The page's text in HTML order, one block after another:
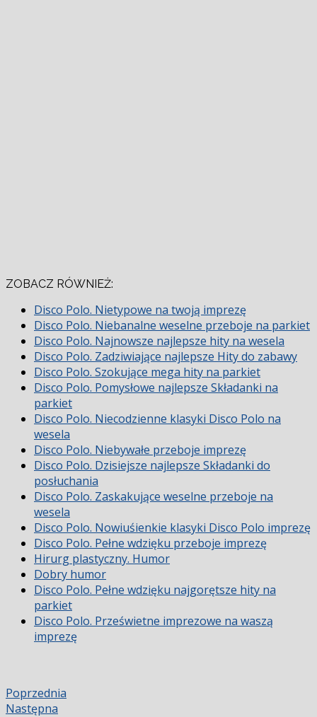
ZOBACZ RÓWNIEŻ:
Disco Polo. Nietypowe na twoją imprezę
Disco Polo. Niebanalne weselne przeboje na parkiet
Disco Polo. Najnowsze najlepsze hity na wesela
Disco Polo. Zadziwiające najlepsze Hity do zabawy
Disco Polo. Szokujące mega hity na parkiet
Disco Polo. Pomysłowe najlepsze Składanki na
parkiet
Disco Polo. Niecodzienne klasyki Disco Polo na
wesela
Disco Polo. Niebywałe przeboje imprezę
Disco Polo. Dzisiejsze najlepsze Składanki do
posłuchania
Disco Polo. Zaskakujące weselne przeboje na
wesela
Disco Polo. Nowiuśienkie klasyki Disco Polo imprezę
Disco Polo. Pełne wdzięku przeboje imprezę
Hirurg plastyczny. Humor
Dobry humor
Disco Polo. Pełne wdzięku najgorętsze hity na
parkiet
Disco Polo. Prześwietne imprezowe na waszą
imprezę
Poprzednia
Następna